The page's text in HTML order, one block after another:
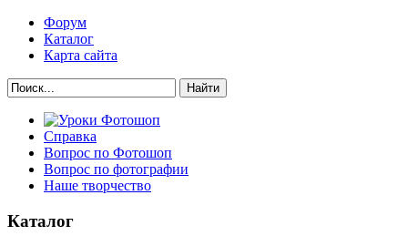
Форум
Каталог
Карта сайта
Найти
Справка
Вопрос по Фотошоп
Вопрос по фотографии
Наше творчество
Каталог